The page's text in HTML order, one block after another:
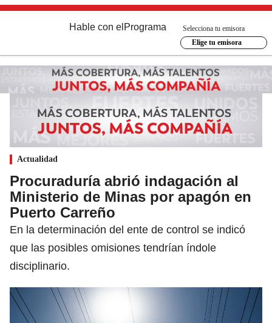
Hable con el Programa
Selecciona tu emisora
Elige tu emisora
Actualidad
Procuraduría abrió indagación al
Ministerio de Minas por apagón en
Puerto Carreño
En la determinación del ente de control se indicó
que las posibles omisiones tendrían índole
disciplinario.